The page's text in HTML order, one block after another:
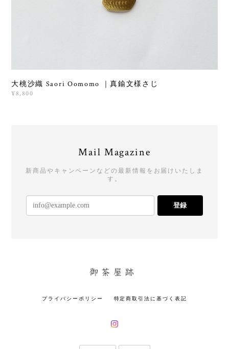
大桃沙織 Saori Oomomo ｜真鍮文様さじ
¥8,800
Mail Magazine
新商品やキャンペーンなどの最新情報をお届けいたしま
す。
登録
プライバシーポリシー 特定商取引法に基づく表記